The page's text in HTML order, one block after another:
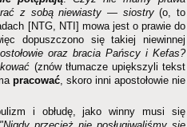
z sobą niewiasty — siostry(o, to
[NTG, NTI] mowa jest o prawie do
dopuszczono się takiej niewinnej
oraz bracia Pańscy i Kefas?
(znów tłumacze upiększyli tekst
pracować, skoro inni apostołowie nie
i obłudę, jako winny musi się